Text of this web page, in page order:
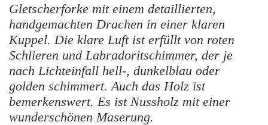
Gletscherforke mit einem detaillierten,
handgemachten Drachen in einer klaren
Kuppel. Die klare Luft ist erfüllt von roten
Schlieren und Labradoritschimmer, der je
nach Lichteinfall hell-, dunkelblau oder
golden schimmert. Auch das Holz ist
bemerkenswert. Es ist Nussholz mit einer
wunderschönen Maserung.